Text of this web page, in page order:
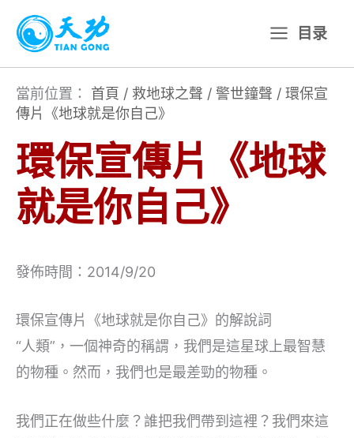
主
目录
當前位置： 首頁 / 救地球之聲 / 警世鐘聲 / 環保宣
傳片《地球就是你自己》
環保宣傳片《地球
就是你自己》
發佈時間：2014/9/20
環保宣傳片《地球就是你自己》的解說詞
“人類”，一個神奇的稱謂，我們是這星球上最智慧
的物種。然而，我們也是最差勁的物種。
我們正在做些什麼？誰把我們帶到這裡？我們來這